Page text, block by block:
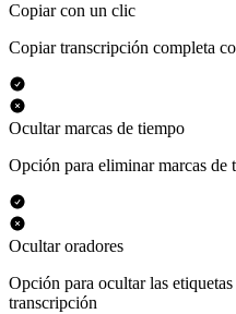
Copiar con un clic
Copiar transcripción completa
Ocultar marcas de tiempo
Opción para eliminar marcas de
Ocultar oradores
Opción para ocultar las
transcripción